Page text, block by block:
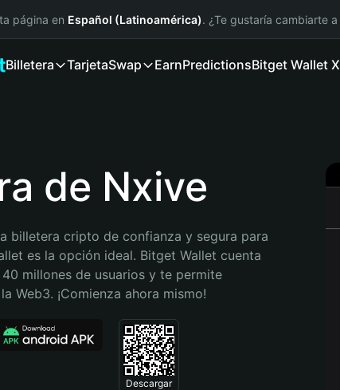
página en Español (Latinoamérica). ¿Te gustaría cambiarte a
Billetera TarjetaSwap EarnPredictionsBitget Wallet X
de Nxive
billetera cripto de confianza y segura para
es la opción ideal. Bitget Wallet cuenta
millones de usuarios y te permite
Web3. ¡Comienza ahora mismo!
Descargar